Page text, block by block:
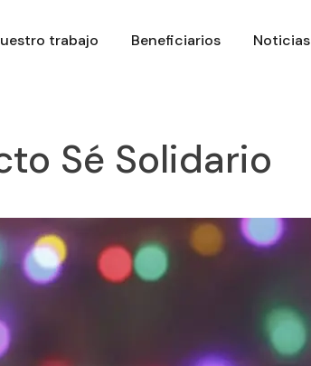
trabajo Beneficiarios Noticias
Sé Solidario